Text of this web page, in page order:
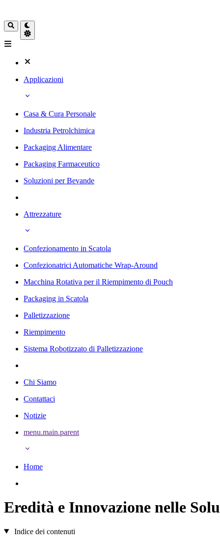
Applicazioni
Casa & Cura Personale
Industria Petrolchimica
Packaging Alimentare
Packaging Farmaceutico
Soluzioni per Bevande
Attrezzature
Confezionamento in Scatola
Confezionatrici Automatiche Wrap-Around
Macchina Rotativa per il Riempimento di Pouch
Packaging in Scatola
Palletizzazione
Riempimento
Sistema Robotizzato di Palletizzazione
Chi Siamo
Contattaci
Notizie
menu.main.parent
Home
Eredità e Innovazione nelle
Indice dei contenuti